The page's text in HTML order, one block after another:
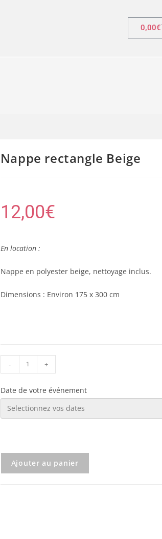
0,00€
Nappe rectangle Beige
12,00€
En location :
Nappe en polyester beige, nettoyage inclus.
Dimensions : Environ 175 x 300 cm
- +
Date de votre événement
Ajouter au panier